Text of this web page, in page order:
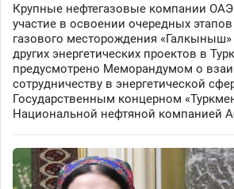
Крупные нефтегазовые компании
участие в освоении очередных этапов
газового месторождения
других энергетических проектов в
предусмотрено Меморандумом о
сотрудничеству в энергетической
Государственным концерном
Национальной нефтяной компанией